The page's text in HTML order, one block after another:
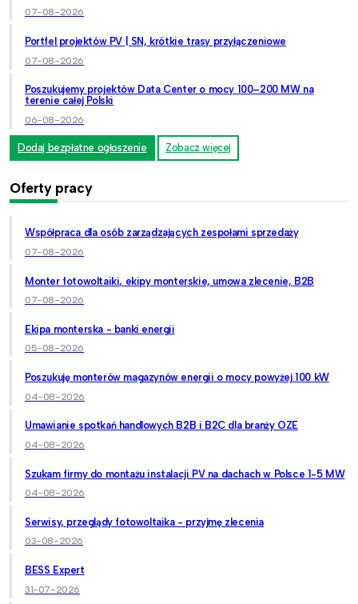
07-08-2026
Portfel projektów PV | SN, krótkie trasy przyłączeniowe
07-08-2026
Poszukujemy projektów Data Center o mocy 100–200 MW na
terenie całej Polski
06-08-2026
Dodaj bezpłatne ogłoszenie Zobacz więcej
Oferty pracy
Współpraca dla osób zarządzających zespołami sprzedaży
07-08-2026
Monter fotowoltaiki, ekipy monterskie, umowa zlecenie, B2B
07-08-2026
Ekipa monterska - banki energii
05-08-2026
Poszukuję monterów magazynów energii o mocy powyżej 100 kW
04-08-2026
Umawianie spotkań handlowych B2B i B2C dla branży OZE
04-08-2026
Szukam firmy do montażu instalacji PV na dachach w Polsce 1-5 MW
04-08-2026
Serwisy, przeglądy fotowoltaika - przyjmę zlecenia
03-08-2026
BESS Expert
31-07-2026